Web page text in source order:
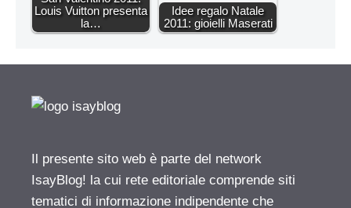
Louis Vuitton presenta
la…
Idee regalo Natale
2011: gioielli Maserati
Il presente sito web è parte del network
IsayBlog! la cui rete editoriale comprende siti
tematici di informazione indipendente che